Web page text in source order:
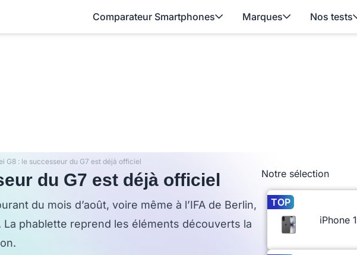
Comparateur Smartphones Marques Nos tests
G8 : le successeur du G7 est déjà officiel
du G7 est déjà officiel
du mois d’août, voire même à l’IFA de Berlin,
phablette reprend les éléments découverts la
Notre sélection
TOP
iPhone